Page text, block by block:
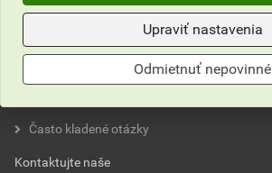
Často kladené otázky
Kontaktujte naše
Upraviť nastavenia
Odmietnuť nepovinné